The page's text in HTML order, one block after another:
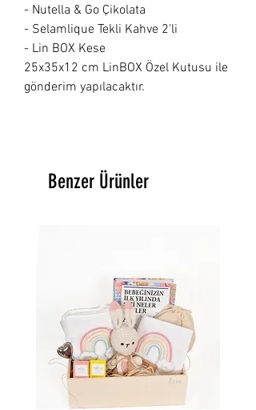
- Nutella & Go Çikolata
- Selamlique Tekli Kahve 2'li
- Lin BOX Kese
25x35x12 cm LinBOX Özel Kutusu ile
gönderim yapılacaktır.
Benzer Ürünler